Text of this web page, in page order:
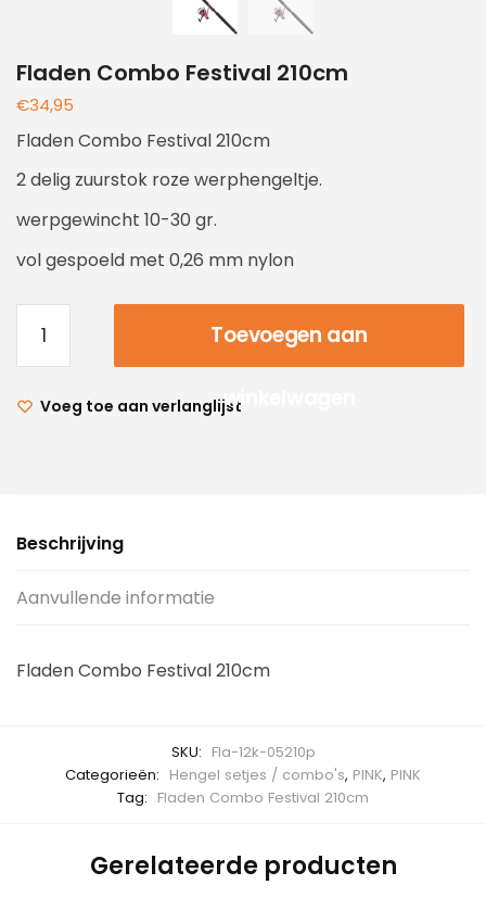
Fladen Combo Festival 210cm
€34,95
Fladen Combo Festival 210cm
2 delig zuurstok roze werphengeltje.
werpgewincht 10-30 gr.
vol gespoeld met 0,26 mm nylon
Toevoegen aan
winkelwagen
Voeg toe aan verlanglijst
Beschrijving
Aanvullende informatie
Fladen Combo Festival 210cm
SKU: Fla-12k-05210p
Categorieën: Hengel setjes / combo's, PINK, PINK
Tag: Fladen Combo Festival 210cm
Gerelateerde producten